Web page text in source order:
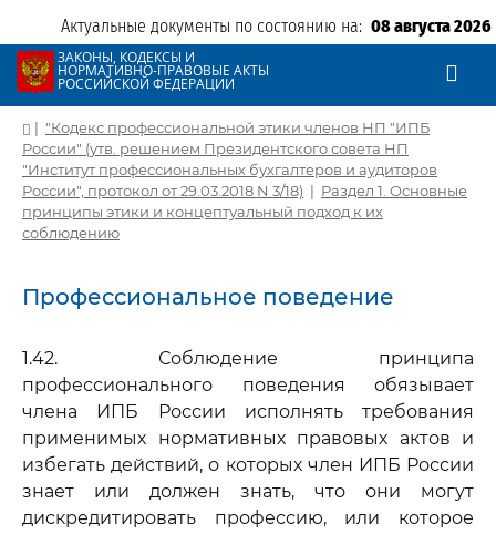
Актуальные документы по состоянию на: 08 августа 2026
ЗАКОНЫ, КОДЕКСЫ И
НОРМАТИВНО-ПРАВОВЫЕ АКТЫ
РОССИЙСКОЙ ФЕДЕРАЦИИ
| "Кодекс профессиональной этики членов НП "ИПБ
России" (утв. решением Президентского совета НП
"Институт профессиональных бухгалтеров и аудиторов
России", протокол от 29.03.2018 N 3/18) | Раздел 1. Основные
принципы этики и концептуальный подход к их
соблюдению
Профессиональное поведение
1.42. Соблюдение принципа
профессионального поведения обязывает
члена ИПБ России исполнять требования
применимых нормативных правовых актов и
избегать действий, о которых член ИПБ России
знает или должен знать, что они могут
дискредитировать профессию, или которое